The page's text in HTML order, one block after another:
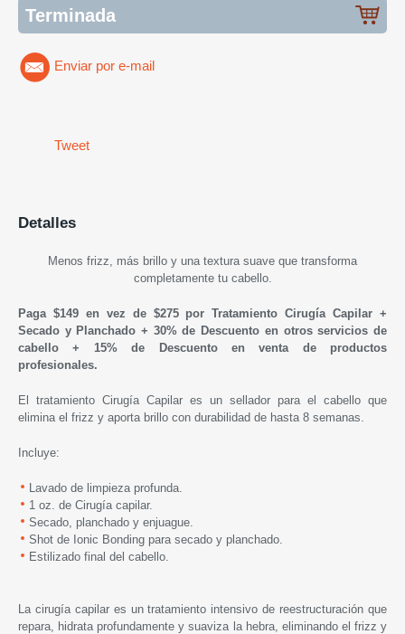
Terminada
Enviar por e-mail
Tweet
Detalles
Menos frizz, más brillo y una textura suave que transforma
completamente tu cabello.
Paga $149 en vez de $275 por Tratamiento Cirugía Capilar +
Secado y Planchado + 30% de Descuento en otros servicios de
cabello + 15% de Descuento en venta de productos
profesionales.
El tratamiento Cirugía Capilar es un sellador para el cabello que
elimina el frizz y aporta brillo con durabilidad de hasta 8 semanas.
Incluye:
Lavado de limpieza profunda.
1 oz. de Cirugía capilar.
Secado, planchado y enjuague.
Shot de Ionic Bonding para secado y planchado.
Estilizado final del cabello.
La cirugía capilar es un tratamiento intensivo de reestructuración que
repara, hidrata profundamente y suaviza la hebra, eliminando el frizz y